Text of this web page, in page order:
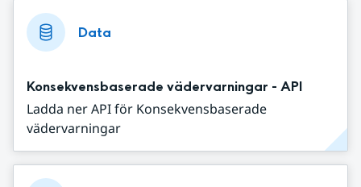
Data
Konsekvensbaserade vädervarningar - API
Ladda ner API för Konsekvensbaserade
vädervarningar